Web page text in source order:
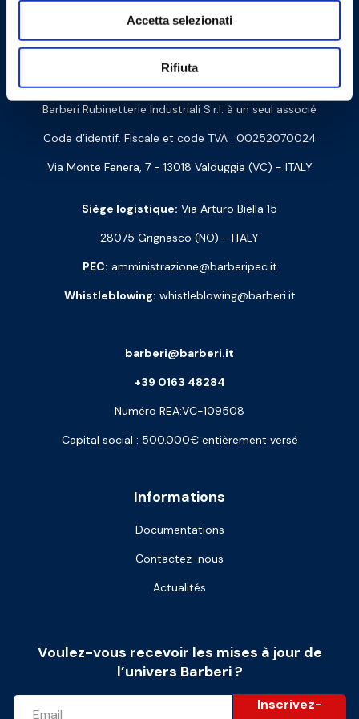
Accetta selezionati
Rifiuta
Cookie Policy Privacy Policy
Contactez-nous
Barberi Rubinetterie Industriali S.r.l. à un seul associé
Code d’identif. Fiscale et code TVA : 00252070024
Via Monte Fenera, 7 - 13018 Valduggia (VC) - ITALY
Siège logistique: Via Arturo Biella 15
28075 Grignasco (NO) - ITALY
PEC: amministrazione@barberipec.it
Whistleblowing: whistleblowing@barberi.it
Informations
Documentations
Contactez-nous
Actualités
barberi@barberi.it
+39 0163 48284
Numéro REA:VC-109508
Capital social : 500.000€ entièrement versé
Voulez-vous recevoir les mises à jour de
l’univers Barberi ?
Inscrivez-